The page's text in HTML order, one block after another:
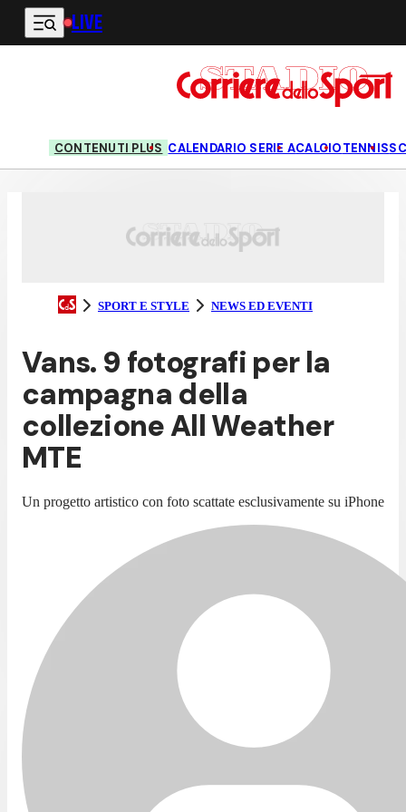
Vai al contenuto principale
LIVE
CONTENUTI PLUS CALENDARIO SERIE ACALCIOTENNIS
SPORT E STYLE NEWS ED EVENTI
Vans. 9 fotografi per la
campagna della
collezione All Weather
MTE
Un progetto artistico con foto scattate esclusivamente su iPhone